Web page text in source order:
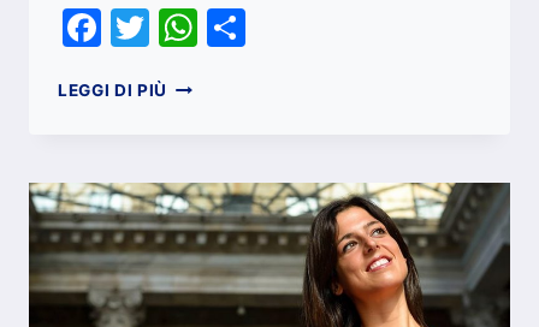
Facebook
TwitterWhatsApp
LEGGI DI PIÙ CHE